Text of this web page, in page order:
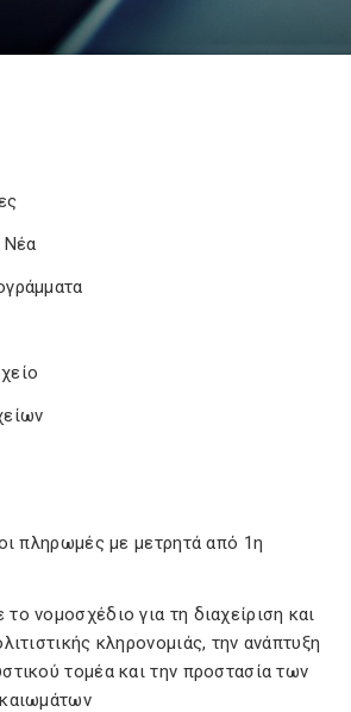
Νέα
πληρωμές με μετρητά από 1η
νομοσχέδιο για τη διαχείριση και
κληρονομιάς, την ανάπτυξη
τομέα και την προστασία των